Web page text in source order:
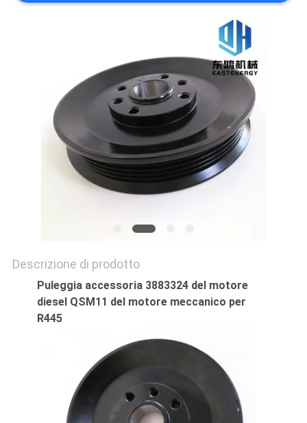
Descrizione di prodotto
Puleggia accessoria 3883324 del motore
diesel QSM11 del motore meccanico per
R445